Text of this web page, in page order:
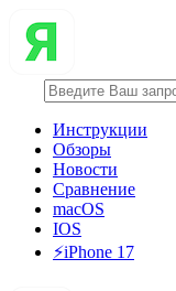
Инструкции
Обзоры
Новости
Сравнение
macOS
IOS
⚡️iPhone 17